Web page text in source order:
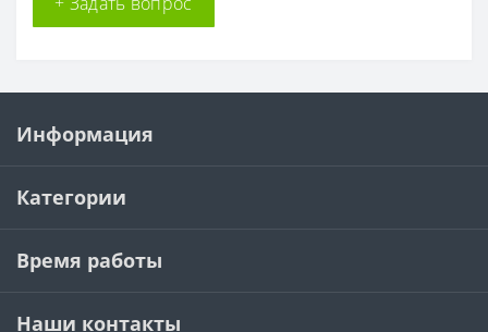
Информация
Категории
Время работы
Наши контакты